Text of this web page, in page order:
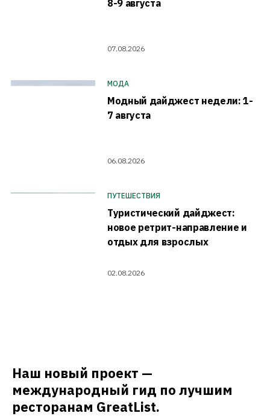
8-9 августа
07.08.2026
МОДА
Модный дайджест недели: 1-
7 августа
06.08.2026
ПУТЕШЕСТВИЯ
Туристический дайджест:
новое ретрит-направление и
отдых для взрослых
02.08.2026
Наш новый проект —
международный гид по лучшим
ресторанам GreatList.